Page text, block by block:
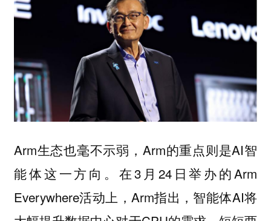
Arm生态也毫不示弱，Arm的重点则是AI智
能体这一方向。在3月24日举办的Arm
Everywhere活动上，Arm指出，智能体AI将